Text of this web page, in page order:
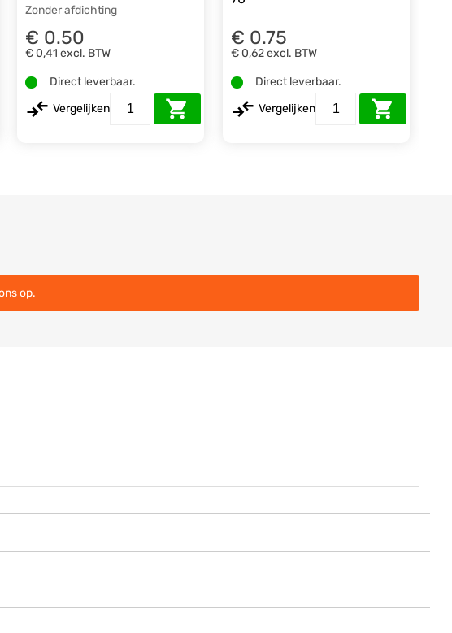
Zonder afdichting
€ 0.50
€ 0,41 excl. BTW
Direct leverbaar.
Vergelijken
€ 0.75
€ 0,62excl. BTW
Direct leverbaar.
Vergelijken
op.